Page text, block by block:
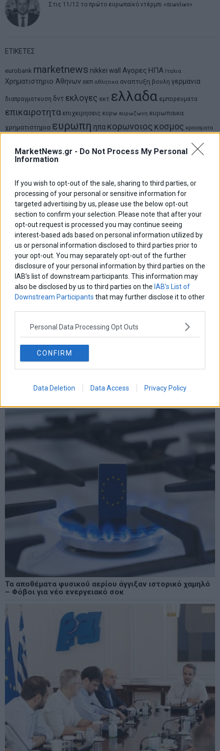
MarketNews.gr - Do Not Process My Personal
Information
If you wish to opt-out of the sale, sharing to third parties, or
processing of your personal or sensitive information for
targeted advertising by us, please use the below opt-out
section to confirm your selection. Please note that after your
opt-out request is processed you may continue seeing
interest-based ads based on personal information utilized by
us or personal information disclosed to third parties prior to
your opt-out. You may separately opt-out of the further
disclosure of your personal information by third parties on the
IAB’s list of downstream participants. This information may
also be disclosed by us to third parties on the IAB’s List of
Downstream Participants that may further disclose it to other
Personal Data Processing Opt Outs
CONFIRM
Data Deletion Data Access Privacy Policy
Στις 11/12 το πρώτο ευρωπαϊκό ντέρμπι «αιωνίων»
ΕΤΙΚΕΤΕΣ
eurobank marketnews nikkei wall Αγορες ΗΠΑ Ιταλια
Χρηματιστηριο Αθηνων αεπ αθλητικα αναπτυξη βουλη γερμανια
διαπραγματευση δντ εκλογες εκτ ελλαδα εμπορευματα
επικαιροτητα επιχειρησεις ευρω ευρωζωνη ευρωπαικα
χρηματιστηρια ευρωπη ηπα κορωνοιος κοσμος κρουσματα
οικονομιαομολογα
LATEST FROM BLOG
Ένα νέο εθνικό όραμα για τον πρωτογενή τομέα: Η
Τα αποθέματα φυσικού αερίου άγγιξαν ιστορικό χαμηλό
– Φόβοι για νέο ενεργειακό σοκ